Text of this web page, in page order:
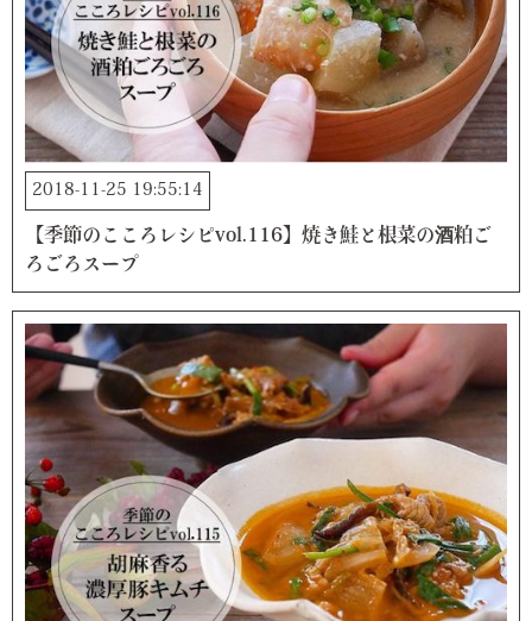
2018-11-25 19:55:14
【季節のこころレシピvol.116】焼き鮭と根菜の酒粕ご
ろごろスープ